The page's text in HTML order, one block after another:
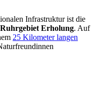
Infrastruktur ist die
Ruhrgebiet Erholung. Auf
25 Kilometer langen